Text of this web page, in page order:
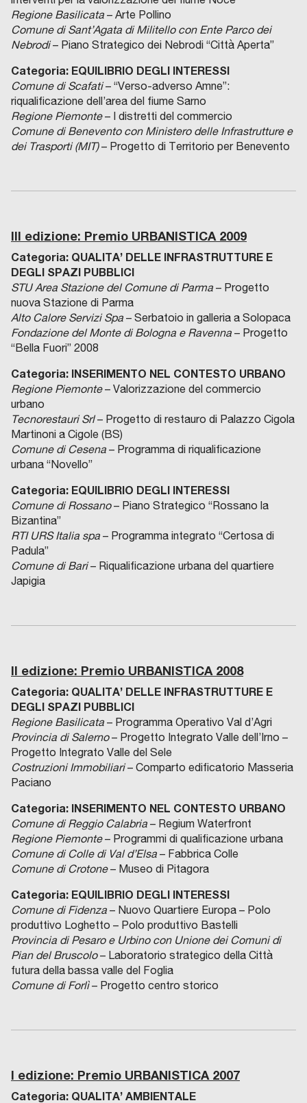
Regione Basilicata – Arte Pollino
Comune di Sant’Agata di Militello con Ente Parco dei
Nebrodi– Piano Strategico dei Nebrodi “Città Aperta”
Categoria: EQUILIBRIO DEGLI INTERESSI
Comune di Scafati– “Verso-adverso Amne”:
riqualificazione dell’area del fiume Sarno
Regione Piemonte– I distretti del commercio
Comune di Benevento con Ministero delle Infrastrutture e
dei Trasporti (MIT)– Progetto di Territorio per Benevento
III edizione: Premio URBANISTICA 2009
Categoria: QUALITA’ DELLE INFRASTRUTTURE E
DEGLI SPAZI PUBBLICI
STU Area Stazione del Comune di Parma – Progetto
nuova Stazione di Parma
Alto Calore Servizi Spa – Serbatoio in galleria a Solopaca
Fondazione del Monte di Bologna e Ravenna – Progetto
“Bella Fuori” 2008
Categoria: INSERIMENTO NEL CONTESTO URBANO
Regione Piemonte– Valorizzazione del commercio
urbano
Tecnorestauri Srl– Progetto di restauro di Palazzo Cigola
Martinoni a Cigole (BS)
Comune di Cesena – Programma di riqualificazione
urbana “Novello”
Categoria: EQUILIBRIO DEGLI INTERESSI
Comune di Rossano– Piano Strategico “Rossano la
Bizantina”
RTI URS Italia spa – Programma integrato “Certosa di
Padula”
Comune di Bari– Riqualificazione urbana del quartiere
Japigia
II edizione: Premio URBANISTICA 2008
Categoria: QUALITA’ DELLE INFRASTRUTTURE E
DEGLI SPAZI PUBBLICI
Regione Basilicata – Programma Operativo Val d’Agri
Provincia di Salerno– Progetto Integrato Valle dell’Irno –
Progetto Integrato Valle del Sele
Costruzioni Immobiliari– Comparto edificatorio Masseria
Paciano
Categoria: INSERIMENTO NEL CONTESTO URBANO
Comune di Reggio Calabria – Regium Waterfront
Regione Piemonte– Programmi di qualificazione urbana
Comune di Colle di Val d’Elsa – Fabbrica Colle
Comune di Crotone– Museo di Pitagora
Categoria: EQUILIBRIO DEGLI INTERESSI
Comune di Fidenza – Nuovo Quartiere Europa – Polo
produttivo Loghetto – Polo produttivo Bastelli
Provincia di Pesaro e Urbino con Unione dei Comuni di
Pian del Bruscolo– Laboratorio strategico della Città
futura della bassa valle del Foglia
Comune di Forlì– Progetto centro storico
I edizione: Premio URBANISTICA 2007
Categoria: QUALITA’ AMBIENTALE